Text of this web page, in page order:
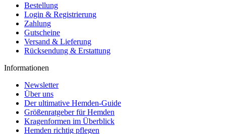
Bestellung
Login & Registrierung
Zahlung
Gutscheine
Versand & Lieferung
Rücksendung & Erstattung
Informationen
Newsletter
Über uns
Der ultimative Hemden-Guide
Größenratgeber für Hemden
Kragenformen im Überblick
Hemden richtig pflegen